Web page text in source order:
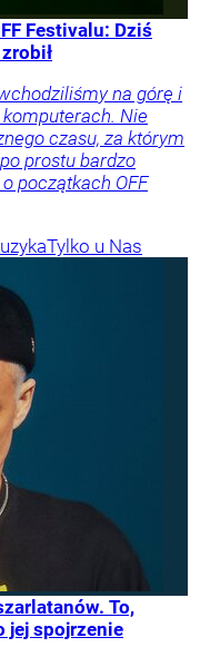
Festivalu: Dziś
na górę i
Nie
czasu, za którym
prostu bardzo
początkach OFF
Tylko u Nas
To,
jej spojrzenie